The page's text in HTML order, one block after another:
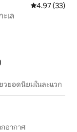
คะแนนเฉลี่ย
4.97 (33)
เล
วยอดนิยมในละแวก
อากาศ